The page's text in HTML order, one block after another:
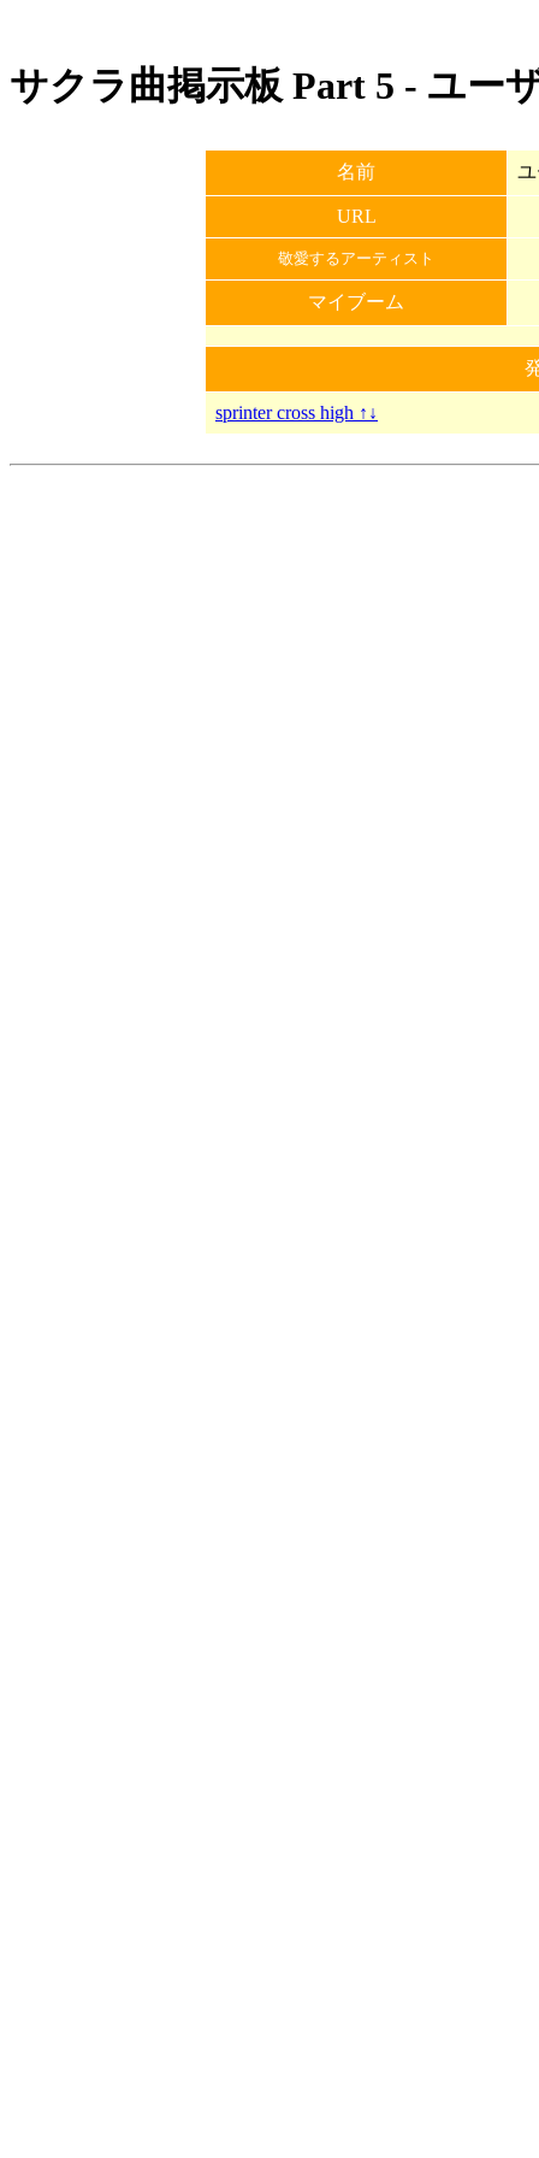
サクラ曲掲示板 Part 5 - ユー
名前
URL
敬愛するアーティスト
マイブーム
sprinter cross high ↑↓